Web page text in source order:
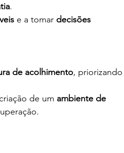
.
e a tomar decisões
de acolhimento, priorizando
de um ambiente de